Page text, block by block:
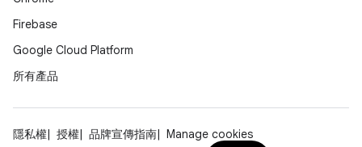
Firebase
Google Cloud Platform
所有產品
隱私權 授權 品牌宣傳指南 Manage cookies